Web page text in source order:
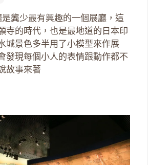
龔少最有興趣的一個展廳，這
寺的時代，也是最地道的日本印
城景色多半用了小模型來作展
發現每個小人的表情跟動作都不
故事來著